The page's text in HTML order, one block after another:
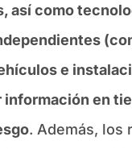
así como
e
en
. Además, los